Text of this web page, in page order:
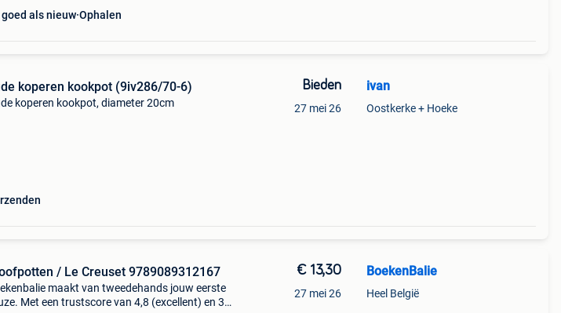
goed als nieuw Ophalen
koperen kookpot (9iv286/70-6)
koperen kookpot, diameter 20cm
Bieden
27 mei 26
ivan
Oostkerke + Hoeke
/ Le Creuset 9789089312167
maakt van tweedehands jouw eerste
Met een trustscore van 4,8 (excellent) en 30
€ 13,30
27 mei 26
BoekenBalie
Heel België